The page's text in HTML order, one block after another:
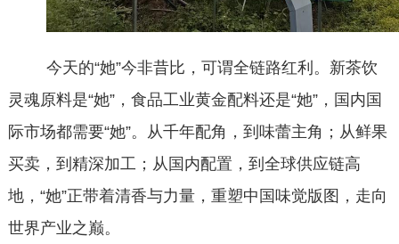
今天的“她”今非昔比，可谓全链路红利。新茶饮
灵魂原料是“她”，食品工业黄金配料还是“她”， 国内国
际市场都需要“她”。从千年配角，到味蕾主角；从鲜果
买卖，到精深加工；从国内配置，到全球供应链高
地， “她”正带着清香与力量，重塑中国味觉版图，走向
世界产业之巅。